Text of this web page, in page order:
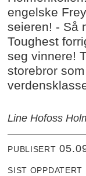
engelske
seieren! - Så
Toughest
seg vinnere!
storebror
Line Hofoss
PUBLISERT
SIST OPPDATERT